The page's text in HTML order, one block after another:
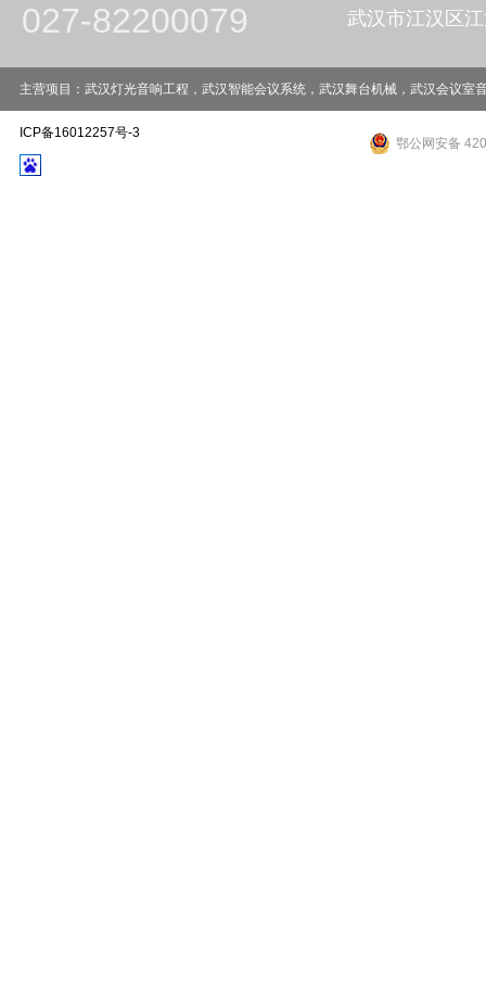
027-82200079 武汉市江汉区
主营项目：武汉灯光音响工程，武汉智能会议系统，武汉舞台机械，武汉会议
ICP备16012257号-3
鄂公网安备